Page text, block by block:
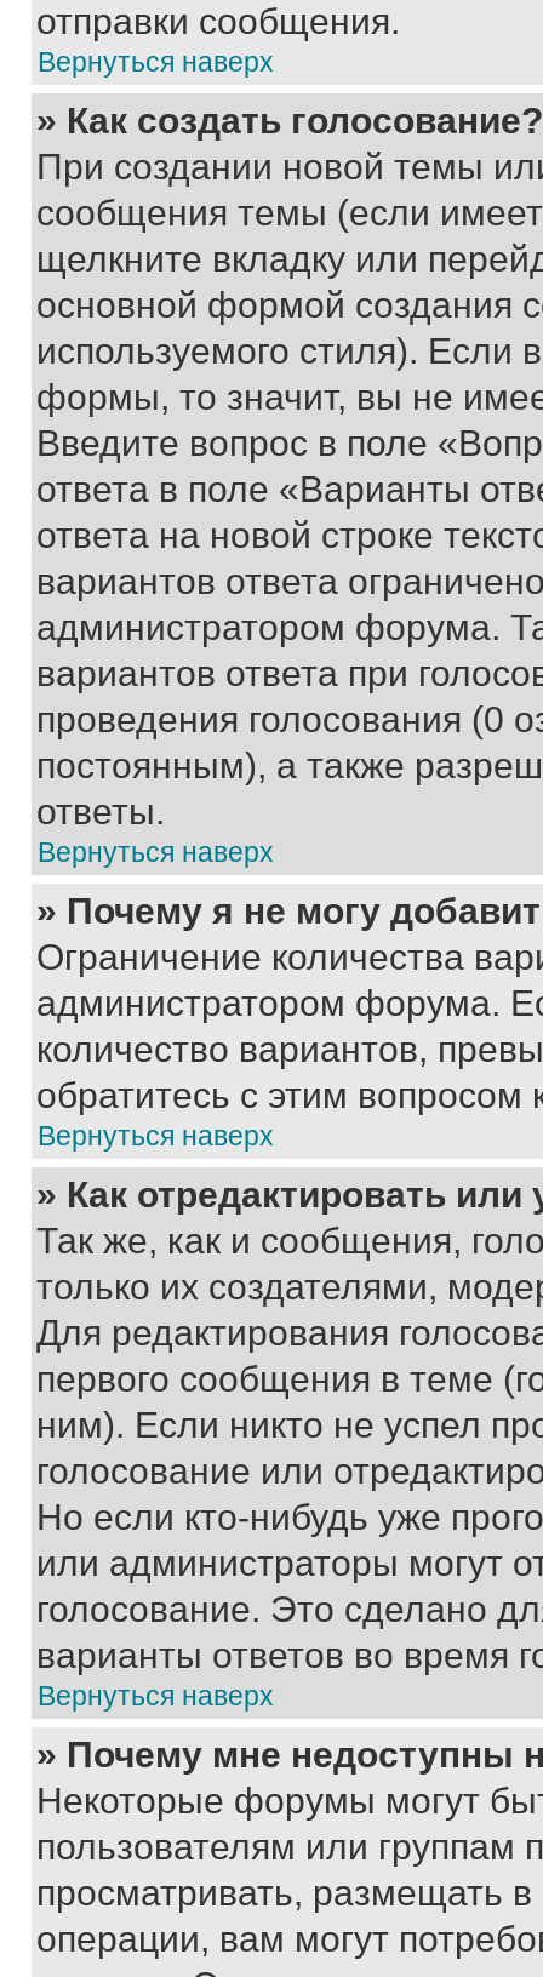
отправки сообщения.
Вернуться наверх
» Как создать голосование?
При создании новой темы
сообщения темы (если
щелкните вкладку или
основной формой создания
используемого стиля). Если
формы, то значит, вы не
Введите вопрос в поле
ответа в поле «Варианты
ответа на новой строке
вариантов ответа
администратором форума.
вариантов ответа при
проведения голосования (0
постоянным), а также
ответы.
Вернуться наверх
» Почему я не могу
Ограничение количества
администратором форума.
количество вариантов,
обратитесь с этим вопросом
Вернуться наверх
» Как отредактировать
Так же, как и сообщения,
только их создателями,
Для редактирования
первого сообщения в теме
ним). Если никто не успел
голосование или
Но если кто-нибудь уже
или администраторы могут
голосование. Это сделано
варианты ответов во время
Вернуться наверх
» Почему мне недоступны
Некоторые форумы могут
пользователям или группам
просматривать, размещать
операции, вам могут